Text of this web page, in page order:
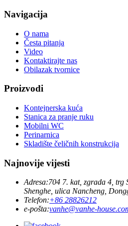
Navigacija
O nama
Česta pitanja
Video
Kontaktirajte nas
Obilazak tvornice
Proizvodi
Kontejnerska kuća
Stanica za pranje ruku
Mobilni WC
Perinarnica
Skladište čeličnih konstrukcija
Najnovije vijesti
Adresa:704 7. kat, zgrada 4, trg
Shenghe, ulica Nancheng,
Telefon:+86 28826212
e-pošta:vanhe@vanhe-